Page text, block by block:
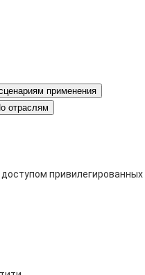
применения
отраслям
привилегированных